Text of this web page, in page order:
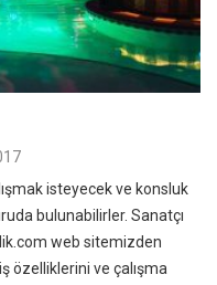
isteyecek ve konsluk
bulunabilirler. Sanatçı
web sitemizden
özelliklerini ve çalışma